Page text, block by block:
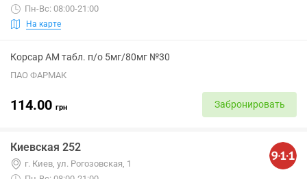
Пн-Вс: 08:00-21:00
На карте
Корсар АМ табл. п/о 5мг/80мг №30
ПАО ФАРМАК
114.00 грн Забронировать
Киевская 252
г. Киев, ул. Рогозовская, 1